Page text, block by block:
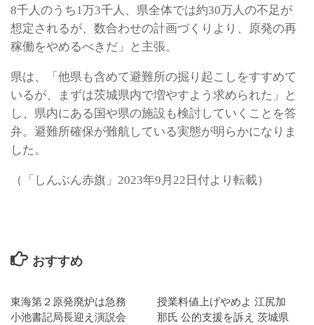
8千人のうち1万3千人、県全体では約30万人の不足が
想定されるが、数合わせの計画づくりより、原発の再
稼働をやめるべきだ」と主張。
県は、「他県も含めて避難所の掘り起こしをすすめて
いるが、まずは茨城県内で増やすよう求められた」と
し、県内にある国や県の施設も検討していくことを答
弁。避難所確保が難航している実態が明らかになりま
した。
（「しんぶん赤旗」2023年9月22日付より転載）
おすすめ
東海第２原発廃炉は急務
小池書記局長迎え演説会
授業料値上げやめよ 江尻加
那氏 公的支援を訴え 茨城県